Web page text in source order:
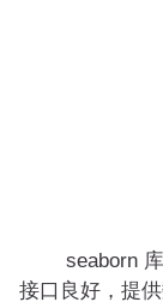
seaborn 库
接口良好，提